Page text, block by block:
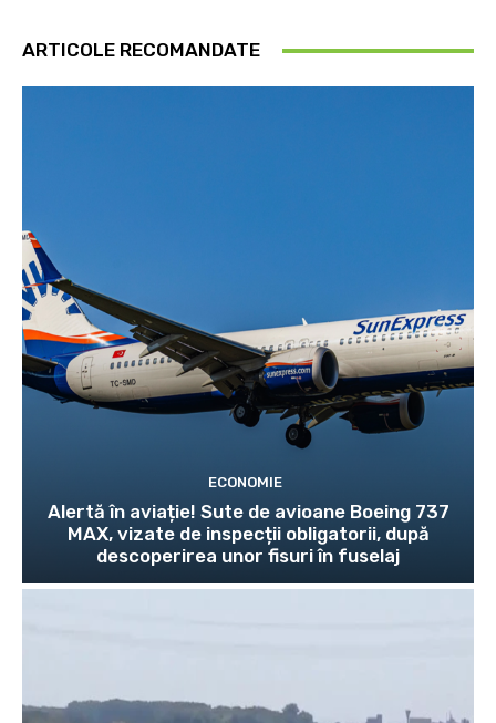
ARTICOLE RECOMANDATE
ECONOMIE
Alertă în aviație! Sute de avioane Boeing 737
MAX, vizate de inspecții obligatorii, după
descoperirea unor fisuri în fuselaj